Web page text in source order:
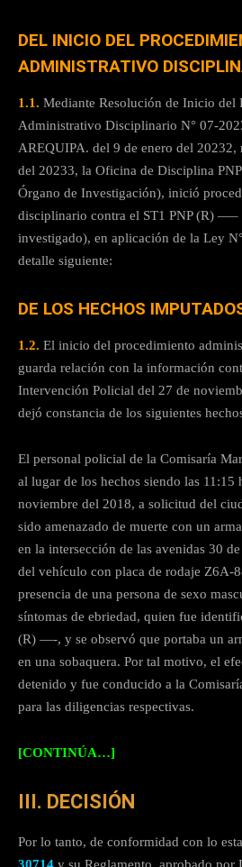
DEL INICIO DEL
ADMINISTRATIVO
1.1. Mediante Resolución de Inicio del
Administrativo Disciplinario N° 07-
AREQUIPA. del 9 de enero del 20232,
del 20233, la Oficina de Disciplina
Órgano de Investigación), inició
disciplinario contra el ST1 PNP (R) —–
investigado), en aplicación de la Ley
detalle siguiente:
DE LOS HECHOS
1.2. El inicio del procedimiento
guarda relación con la información
Intervención Policial del 27 de
dejó constancia de los siguientes
El personal policial de la Comisaría
al lugar de los hechos siendo las 11:15
noviembre del 2018, a solicitud del
sido amenazado de muerte con un
en la intersección de las avenidas 30
del vehículo con placa de rodaje Z6A-
presencia de una persona de sexo
síntomas de ebriedad, quien fue
(R) —-, y se observó que portaba un
en una sobaquera. Por tal motivo, el
detenido y fue conducido a la
para las diligencias respectivas.
[CONTINÚA…]
III. DECISIÓN
Por lo tanto, de conformidad con lo